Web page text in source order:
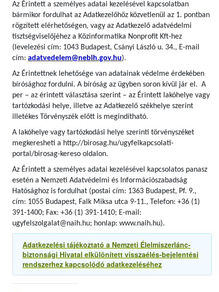
Az Érintett a személyes adatai kezelésével kapcsolatban
bármikor fordulhat az Adatkezelőhöz közvetlenül az 1. pontban
rögzített elérhetőségen, vagy az Adatkezelő adatvédelmi
tisztségviselőjéhez a Közinformatika Nonprofit Kft-hez
(levelezési cím: 1043 Budapest, Csányi László u. 34., E-mail
cím: adatvedelem@nebih.gov.hu).
Az Érintettnek lehetősége van adatainak védelme érdekében
bírósághoz fordulni. A bíróság az ügyben soron kívül jár el. A
per – az érintett választása szerint – az Érintett lakóhelye vagy
tartózkodási helye, illetve az Adatkezelő székhelye szerint
illetékes Törvényszék előtt is megindítható.
A lakóhelye vagy tartózkodási helye szerinti törvényszéket
megkeresheti a http://birosag.hu/ugyfelkapcsolati-
portal/birosag-kereso oldalon.
Az Érintett a személyes adatai kezelésével kapcsolatos panasz
esetén a Nemzeti Adatvédelmi és Információszabadság
Hatósághoz is fordulhat (postai cím: 1363 Budapest, Pf. 9.,
cím: 1055 Budapest, Falk Miksa utca 9-11., Telefon: +36 (1)
391-1400; Fax: +36 (1) 391-1410; E-mail:
ugyfelszolgalat@naih.hu; honlap: www.naih.hu).
Adatkezelési tájékoztató a Nemzeti Élelmiszerlánc-
biztonsági Hivatal elkülönített visszaélés-bejelentési
rendszerhez kapcsolódó adatkezeléséhez